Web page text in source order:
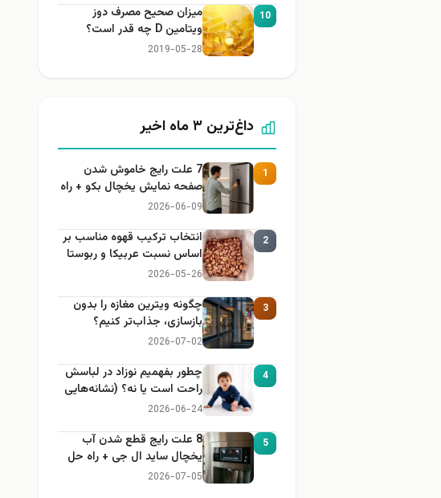
10
میزان صحیح مصرف دوز
ویتامین D چه قدر است؟
2019-05-28
داغ‌ترین ۳ ماه اخیر
1
7 علت رایج خاموش شدن
صفحه نمایش یخچال بکو + راه
حل
2026-06-09
2
انتخاب ترکیب قهوه مناسب بر
اساس نسبت عربیکا و ربوستا
2026-05-26
3
چگونه ویترین مغازه را بدون
بازسازی، جذاب‌تر کنیم؟
2026-07-02
4
چطور بفهمیم نوزاد در لباسش
راحت است یا نه؟ (نشانه‌هایی
که هر مادر باید بداند)
2026-06-24
5
8 علت رایج قطع شدن آب
یخچال ساید ال جی + راه حل
2026-07-05